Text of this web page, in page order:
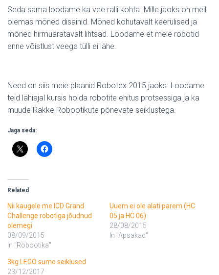
Seda sama loodame ka vee ralli kohta. Mille jaoks on meil
olemas mõned disainid. Mõned kohutavalt keerulised ja
mõned hirmuäratavalt lihtsad. Loodame et meie robotid
enne võistlust veega tülli ei lähe.
Need on siis meie plaanid Robotex 2015 jaoks. Loodame
teid lähiajal kursis hoida robotite ehitus protsessiga ja ka
muude Rakke Robootikute põnevate seiklustega.
Jaga seda:
Related
Nii kaugele me ICD Grand
Challenge robotiga jõudnud
olemegi
08/09/2015
In "Robootika"
Uuem ei ole alati parem (HC
05 ja HC 06)
28/08/2015
In "Apsakad"
3kg LEGO sumo seiklused
23/12/2017